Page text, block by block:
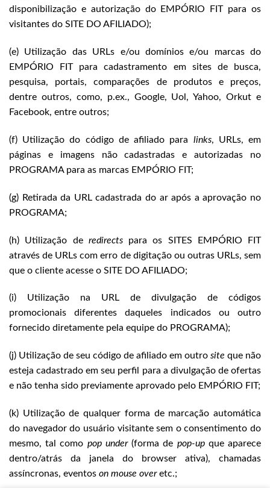
disponibilização e autorização do EMPÓRIO FIT para os
visitantes do SITE DO AFILIADO);
(e) Utilização das URLs e/ou domínios e/ou marcas do
EMPÓRIO FIT para cadastramento em sites de busca,
pesquisa, portais, comparações de produtos e preços,
dentre outros, como, p.ex., Google, Uol, Yahoo, Orkut e
Facebook, entre outros;
(f) Utilização do código de afiliado para links, URLs, em
páginas e imagens não cadastradas e autorizadas no
PROGRAMA para as marcas EMPÓRIO FIT;
(g) Retirada da URL cadastrada do ar após a aprovação no
PROGRAMA;
(h) Utilização de redirectspara os SITES EMPÓRIO FIT
através de URLs com erro de digitação ou outras URLs, sem
que o cliente acesse o SITE DO AFILIADO;
(i) Utilização na URL de divulgação de códigos
promocionais diferentes daqueles indicados ou outro
fornecido diretamente pela equipe do PROGRAMA);
(j) Utilização de seu código de afiliado em outro site que não
esteja cadastrado em seu perfil para a divulgação de ofertas
e não tenha sido previamente aprovado pelo EMPÓRIO FIT;
(k) Utilização de qualquer forma de marcação automática
do navegador do usuário visitante sem o consentimento do
mesmo, tal como pop under(forma de pop-upque aparece
dentro/atrás da janela do browser ativa), chamadas
assíncronas, eventos on mouse overetc.;